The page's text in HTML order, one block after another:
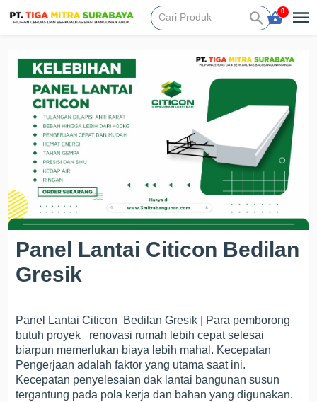
0
Panel Lantai Citicon Bedilan
Gresik
Panel Lantai Citicon Bedilan Gresik | Para pemborong
butuh proyek renovasi rumah lebih cepat selesai
biarpun memerlukan biaya lebih mahal. Kecepatan
Pengerjaan adalah faktor yang utama saat ini.
Kecepatan penyelesaian dak lantai bangunan susun
tergantung pada pola kerja dan bahan yang digunakan.